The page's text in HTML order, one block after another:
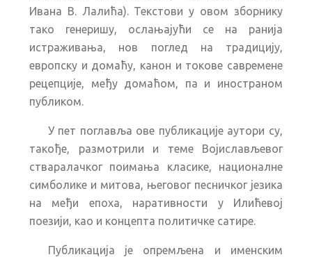
Ивана В. Лалића). Текстови у овом зборнику
тако генеришу, ослањајући се на ранија
истраживања, нов поглед на традицију,
европску и домаћу, канон и токове савремене
рецепције, међу домаћом, па и иностраном
публиком.
У пет поглавља ове публикације аутори су,
такође, размотрили и теме Војислављевог
стваралачког поимања класике, националне
симболике и митова, његовог песничког језика
на међи епоха, наративности у Илићевој
поезији, као и концепта политичке сатире.
Публикација је опремљена и именским